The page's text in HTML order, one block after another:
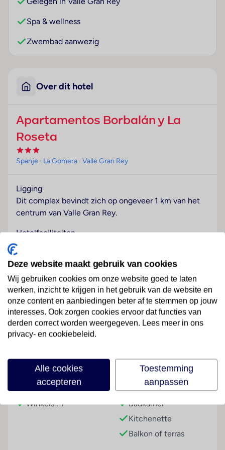
Spa & wellness
Zwembad aanwezig
Over dit hotel
Apartamentos Borbalán y La
Roseta
Spanje · La Gomera · Valle Gran Rey
Ligging
Dit complex bevindt zich op ongeveer 1 km van het
centrum van Valle Gran Rey.
Hotelfaciliteiten
Het verblijf biedt een reeks faciliteiten en diensten
voor gasten aan die privé of voor zaken op reis zijn. Er
zijn ook winkels. Buiten biedt een tuin extra ruimte
voor ontspanning en recreatie.
Kamers
De gasten kunnen vanaf het balkon of het terras van
het uitzicht op zee genieten. De kamers beschikken
over een slaapbank. Er kunnen aparte slaapkamers
maaltijden worden bereid.
Sport/entertainment
Voor afwisselende recreatie en vrijetijdsbesteding
staan de sport- en amusementsmogelijkheden van
het hotel ter beschikking. Het zwembadengedeelte
in de openlucht staat garant voor heerlijke verfrissing.
Lees meer
Hoteluitrusting
Winkels : 1
Badkamer
Kitchenette
Balkon of terras
Deze website maakt gebruik van cookies
Wij gebruiken cookies om onze website goed te laten
werken, inzicht te krijgen in het gebruik van de website en
onze content en aanbiedingen beter af te stemmen op jouw
interesses. Ook zorgen cookies ervoor dat functies van
derden correct worden weergegeven. Lees meer in ons
privacy- en cookiebeleid.
Alle cookies
accepteren
Toestemming
aanpassen